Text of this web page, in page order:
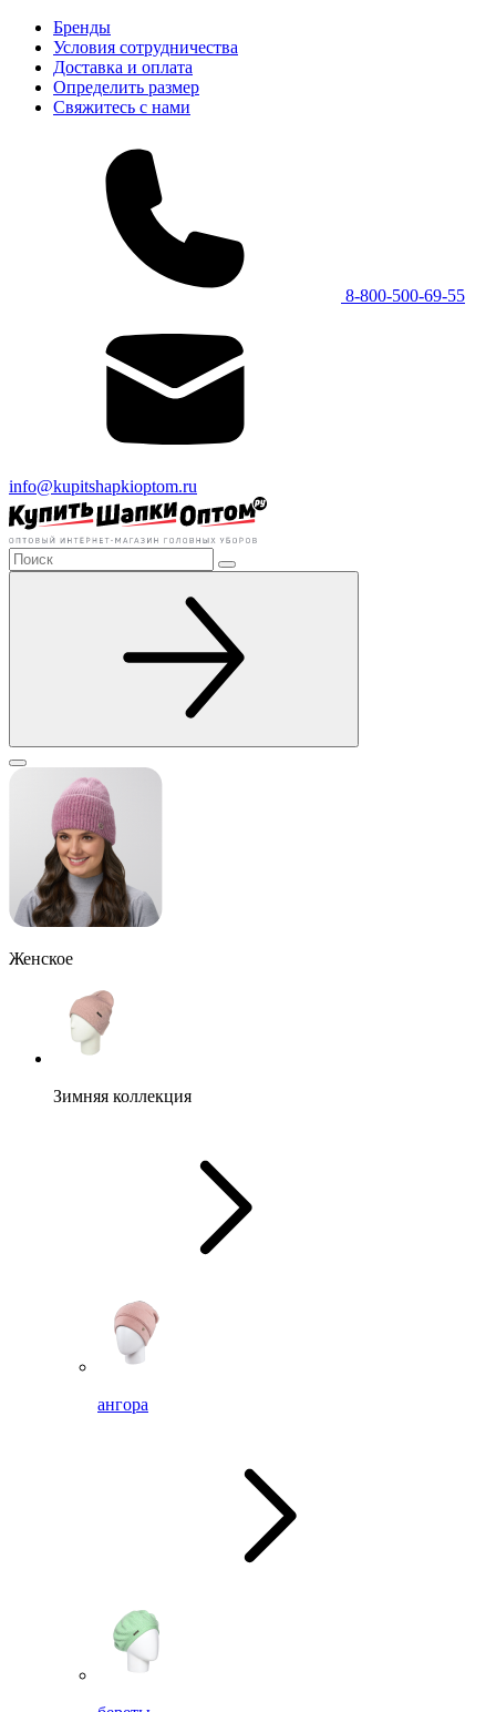
Бренды
Условия сотрудничества
Доставка и оплата
Определить размер
Свяжитесь с нами
8-800-500-69-55
info@kupitshapkioptom.ru
Женское
Зимняя коллекция
ангора